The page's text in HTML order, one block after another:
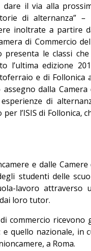
dare il via alla
di alternanza” –
inoltrate a partire
di Commercio
le classi che
l’ultima edizione
e di Follonica
dalla Camera
di
l’ISIS di Follonica,
e dalle Camere
studenti delle
lavoro attraverso
loro tutor.
commercio ricevono
quello nazionale, in
a Roma.
Addio amico
Giorgio
Editoriale